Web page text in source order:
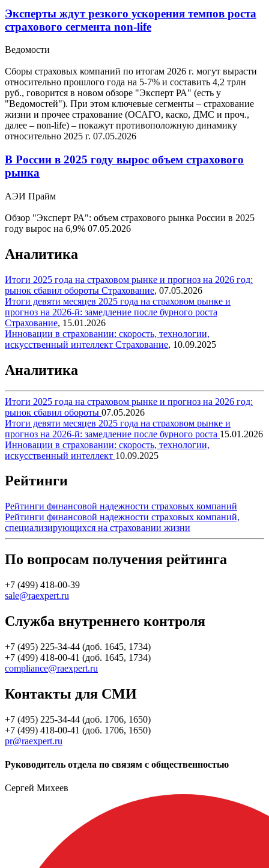
Эксперты ждут резкого ускорения темпов роста
страхового сегмента non-life
Ведомости
Сборы страховых компаний по итогам 2026 г. могут вырасти
относительно прошлого года на 5-7% и составить 4,2 трлн
руб., говорится в новом обзоре "Эксперт РА" (есть у
"Ведомостей"). При этом ключевые сегменты – страхование
жизни и прочее страхование (ОСАГО, каско, ДМС и проч.,
далее – non-life) – покажут противоположную динамику
относительно 2025 г. 07.05.2026
В России в 2025 году вырос объем страхового
рынка
АЭИ Прайм
Обзор "Эксперт РА": объем страхового рынка России в 2025
году вырос на 6,9% 07.05.2026
Аналитика
Итоги 2025 года на страховом рынке и прогноз на 2026 год:
рынок сбавил обороты Страхование, 07.05.2026
Итоги девяти месяцев 2025 года на страховом рынке и
прогноз на 2026-й: замедление после бурного роста
Страхование, 15.01.2026
Инновации в страховании: скорость, технологии,
искусственный интеллект Страхование, 10.09.2025
Аналитика
Итоги 2025 года на страховом рынке и прогноз на 2026 год:
рынок сбавил обороты 07.05.2026
Итоги девяти месяцев 2025 года на страховом рынке и
прогноз на 2026-й: замедление после бурного роста 15.01.2026
Инновации в страховании: скорость, технологии,
искусственный интеллект 10.09.2025
Рейтинги
Рейтинги финансовой надежности страховых компаний
Рейтинги финансовой надежности страховых компаний,
специализирующихся на страховании жизни
По вопросам получения рейтинга
+7 (499) 418-00-39
sale@raexpert.ru
Служба внутреннего контроля
+7 (495) 225-34-44 (доб. 1645, 1734)
+7 (499) 418-00-41 (доб. 1645, 1734)
compliance@raexpert.ru
Контакты для СМИ
+7 (495) 225-34-44 (доб. 1706, 1650)
+7 (499) 418-00-41 (доб. 1706, 1650)
pr@raexpert.ru
Руководитель отдела по связям с общественностью
Сергей Михеев